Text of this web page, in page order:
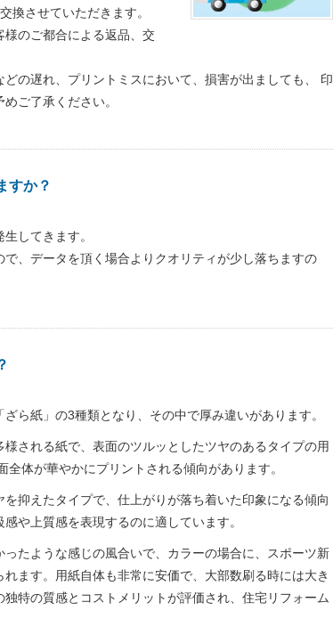
換させていただきます。
のご都合による返品、交
の遅れ、プリントミスにおいて、損害が出ましても、 印
ご了承ください。
すか？
してきます。
、データを頂く場合よりクオリティが少し落ちますの
ら紙」の3種類となり、その中で厚み違いがあります。
様される紙で、表面のツルッとしたツヤのあるタイプの用
体が華やかにプリントされる傾向があります。
を抑えたタイプで、仕上がりが落ち着いた印象になる傾向
や上質感を表現するのに適しています。
ったような感じの風合いで、カラーの場合に、スポーツ新
ます。用紙自体も非常に安価で、大部数刷る時には大き
特の質感とコストメリットが評価され、住宅リフォーム